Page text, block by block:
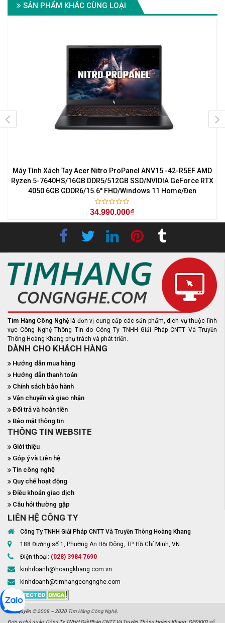
SẢN PHẨM KHÁC CÙNG LOẠI
Máy Tính Xách Tay Acer Nitro ProPanel ANV15 -42-R5EF AMD
Ryzen 5-7640HS/16GB DDR5/512GB SSD/NVIDIA GeForce RTX
4050 6GB GDDR6/15.6'' FHD/Windows 11 Home/Đen
34.990.000₫
Tìm Hàng Công Nghệ là đơn vị cung cấp các sản phẩm, dịch vụ thuộc lĩnh
vực Công Nghệ Thông Tin do Công Ty TNHH Giải Pháp CNTT Và Truyền
Thông Hoàng Khang phụ trách và phát triển.
DÀNH CHO KHÁCH HÀNG
Hướng dẫn mua hàng
Hướng dẫn thanh toán
Chính sách bảo hành
Vận chuyển và giao nhận
Đổi trả và hoàn tiền
Bảo mật thông tin
THÔNG TIN WEBSITE
Giới thiệu
Góp ý và Liên hệ
Tin công nghệ
Quy chế hoạt động
Điều khoản giao dịch
Câu hỏi thường gặp
LIÊN HỆ CÔNG TY
Công Ty TNHH Giải Pháp CNTT Và Truyền Thông Hoàng Khang
188 Đường số 1, Phường An Hội Đông, TP. Hồ Chí Minh, VN.
Điện thoại: (028) 3984 7690
kinhdoanh@hoangkhang.com.vn
kinhdoanh@timhangcongnghe.com
Bản quyền © 2008 ~ 2020 Tìm Hàng Công Nghệ.